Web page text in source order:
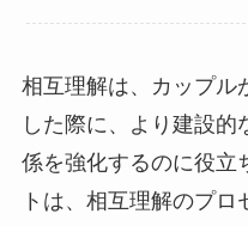
相互理解は、カップル
した際に、より建設的
係を強化するのに役立
トは、相互理解のプ